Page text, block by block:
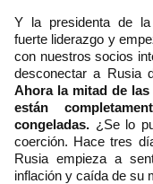
Y la presidenta de la
fuerte liderazgo y
con nuestros socios
desconectar a Rusia
Ahora la mitad de
están
congeladas. ¿Se lo
coerción. Hace tres
Rusia empieza a
inflación y caída de su